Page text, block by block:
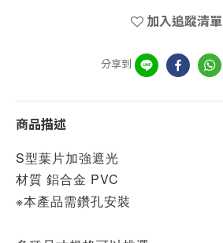
加入追蹤清單
分享到
商品描述
S型葉片加強遮光
材質 鋁合金 PVC
※本產品需鑽孔安裝